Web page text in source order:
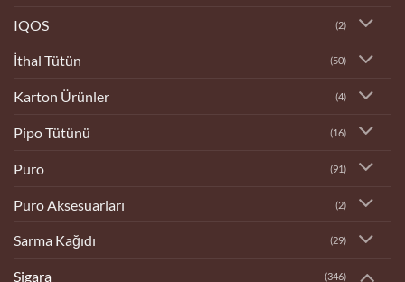
IQOS (2)
İthal Tütün (50)
Karton Ürünler (4)
Pipo Tütünü (16)
Puro (91)
Puro Aksesuarları (2)
Sarma Kağıdı (29)
Sigara (346)